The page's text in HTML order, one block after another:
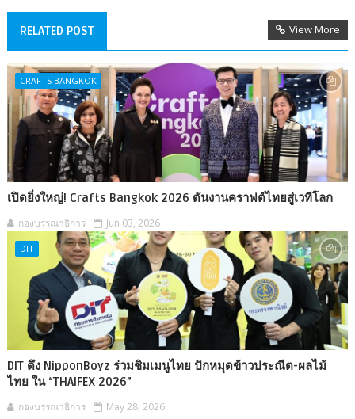
RELATED POST View More
CRAFTS BANGKOK
เปิดยิ่งใหญ่! Crafts Bangkok 2026 ดันงานคราฟต์ไทยสู่เวทีโลก
กองบรรณาธิการ Jun 03, 2026
DIT
DIT ดึง NipponBoyz ร่วมชิมเมนูไทย ปักหมุดข้าวประณีต-ผลไม้
ไทย ใน “THAIFEX 2026”
กองบรรณาธิการ May 28, 2026